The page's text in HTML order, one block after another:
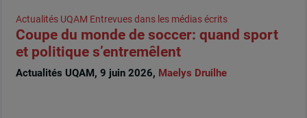
Actualités UQAM Entrevues dans les médias écrits
Coupe du monde de soccer: quand sport
et politique s’entremêlent
Actualités UQAM, 9 juin 2026, Maelys Druilhe